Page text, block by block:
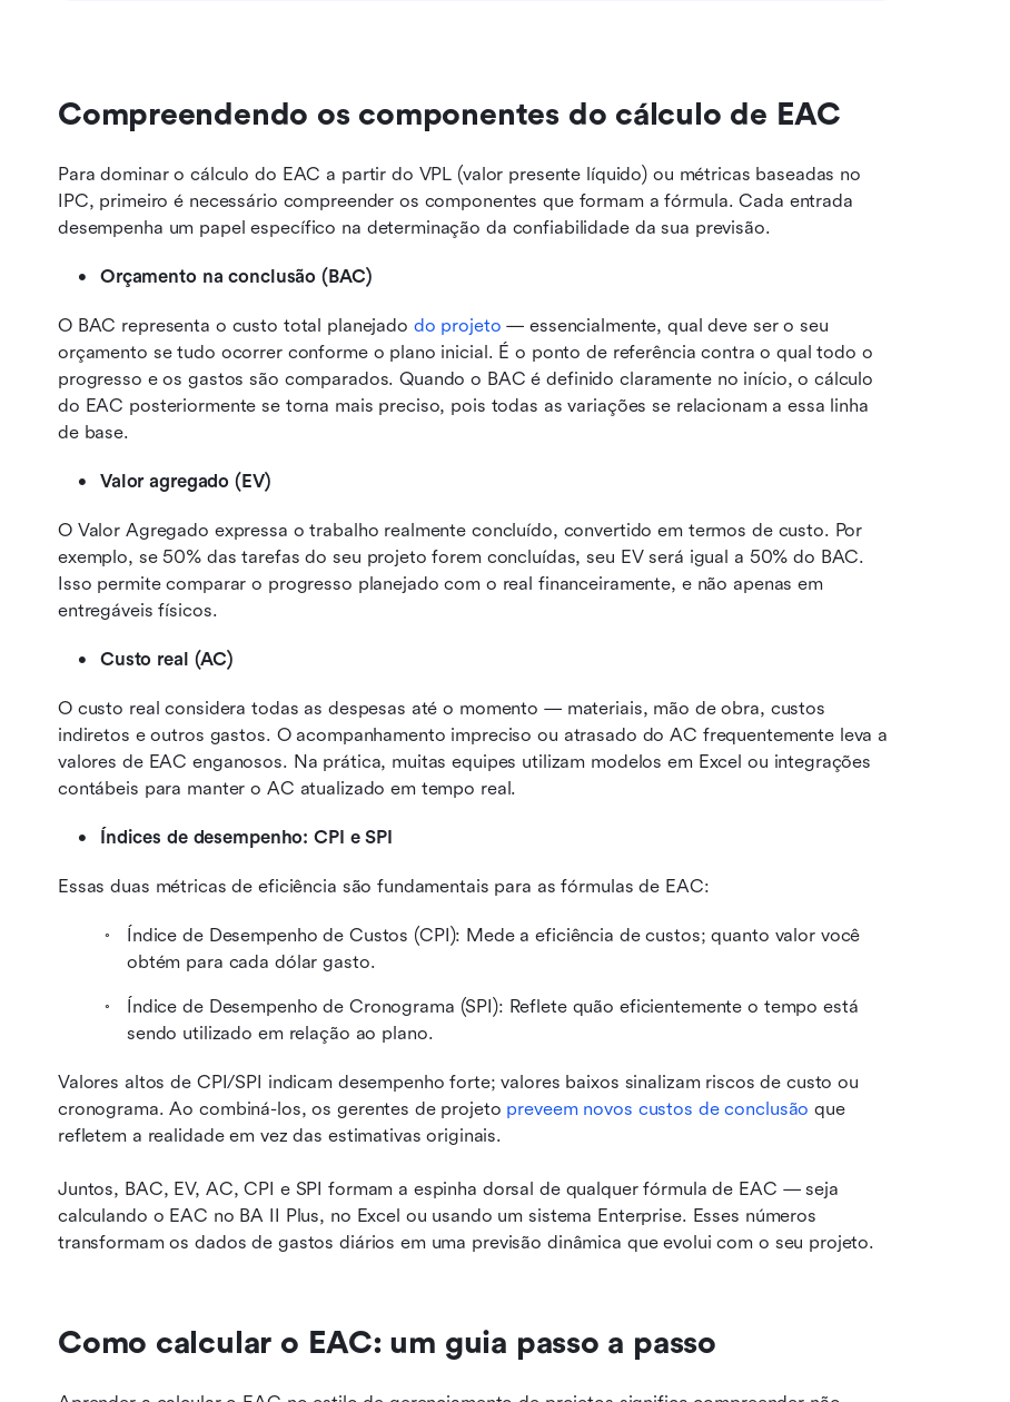
Compreendendo os componentes do cálculo de EAC
Para dominar o cálculo do EAC a partir do VPL (valor presente líquido) ou métricas baseadas no
IPC, primeiro é necessário compreender os componentes que formam a fórmula. Cada entrada
desempenha um papel específico na determinação da confiabilidade da sua previsão.
Orçamento na conclusão (BAC)
O BAC representa o custo total planejado do projeto — essencialmente, qual deve ser o seu
orçamento se tudo ocorrer conforme o plano inicial. É o ponto de referência contra o qual todo o
progresso e os gastos são comparados. Quando o BAC é definido claramente no início, o cálculo
do EAC posteriormente se torna mais preciso, pois todas as variações se relacionam a essa linha
de base.
Valor agregado (EV)
O Valor Agregado expressa o trabalho realmente concluído, convertido em termos de custo. Por
exemplo, se 50% das tarefas do seu projeto forem concluídas, seu EV será igual a 50% do BAC.
Isso permite comparar o progresso planejado com o real financeiramente, e não apenas em
entregáveis físicos.
Custo real (AC)
O custo real considera todas as despesas até o momento — materiais, mão de obra, custos
indiretos e outros gastos. O acompanhamento impreciso ou atrasado do AC frequentemente leva a
valores de EAC enganosos. Na prática, muitas equipes utilizam modelos em Excel ou integrações
contábeis para manter o AC atualizado em tempo real.
Índices de desempenho: CPI e SPI
Essas duas métricas de eficiência são fundamentais para as fórmulas de EAC:
Índice de Desempenho de Custos (CPI): Mede a eficiência de custos; quanto valor você
obtém para cada dólar gasto.
Índice de Desempenho de Cronograma (SPI): Reflete quão eficientemente o tempo está
sendo utilizado em relação ao plano.
Valores altos de CPI/SPI indicam desempenho forte; valores baixos sinalizam riscos de custo ou
cronograma. Ao combiná-los, os gerentes de projeto preveem novos custos de conclusão que
refletem a realidade em vez das estimativas originais.
Juntos, BAC, EV, AC, CPI e SPI formam a espinha dorsal de qualquer fórmula de EAC — seja
calculando o EAC no BA II Plus, no Excel ou usando um sistema Enterprise. Esses números
transformam os dados de gastos diários em uma previsão dinâmica que evolui com o seu projeto.
Como calcular o EAC: um guia passo a passo